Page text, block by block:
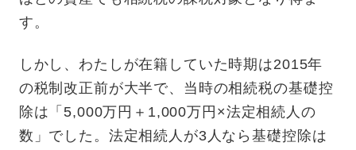
す。
しかし、わたしが在籍していた時期は2015年
の税制改正前が大半で、当時の相続税の基礎控
除は「5,000万円＋1,000万円×法定相続人の
数」でした。法定相続人が3人なら基礎控除は